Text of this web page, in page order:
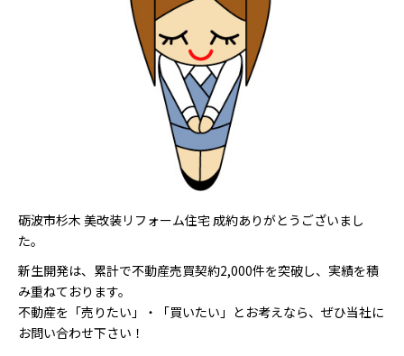
砺波市杉木 美改装リフォーム住宅 成約ありがとうございまし
た。
新生開発は、累計で不動産売買契約2,000件を突破し、実績を積
み重ねております。
不動産を「売りたい」・「買いたい」とお考えなら、ぜひ当社に
お問い合わせ下さい！